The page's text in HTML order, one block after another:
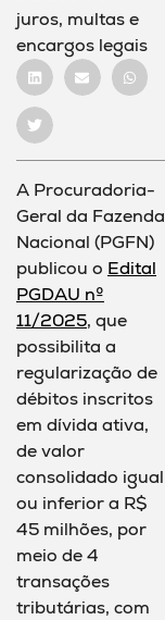
juros, multas e
encargos legais
A Procuradoria-
Geral da Fazenda
Nacional (PGFN)
publicou o Edital
PGDAU nº
11/2025, que
possibilita a
regularização de
débitos inscritos
em dívida ativa,
de valor
consolidado igual
ou inferior a R$
45 milhões, por
meio de 4
transações
tributárias, com